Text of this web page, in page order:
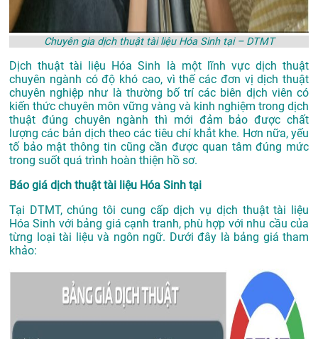
Chuyên gia dịch thuật tài liệu Hóa Sinh tại – DTMT
Dịch thuật tài liệu Hóa Sinh là một lĩnh vực dịch thuật
chuyên ngành có độ khó cao, vì thế các đơn vị dịch thuật
chuyên nghiệp như là thường bố trí các biên dịch viên có
kiến thức chuyên môn vững vàng và kinh nghiệm trong dịch
thuật đúng chuyên ngành thì mới đảm bảo được chất
lượng các bản dịch theo các tiêu chí khắt khe. Hơn nữa, yếu
tố bảo mật thông tin cũng cần được quan tâm đúng mức
trong suốt quá trình hoàn thiện hồ sơ.
Báo giá dịch thuật tài liệu Hóa Sinh tại
Tại DTMT, chúng tôi cung cấp dịch vụ dịch thuật tài liệu
Hóa Sinh với bảng giá cạnh tranh, phù hợp với nhu cầu của
từng loại tài liệu và ngôn ngữ. Dưới đây là bảng giá tham
khảo: